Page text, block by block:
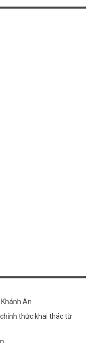
An
thức khai thác từ